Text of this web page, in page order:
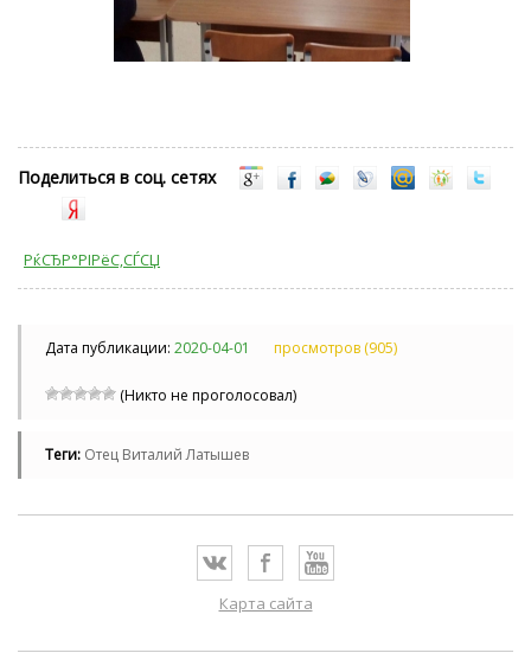
Поделиться в соц. сетях
РќСЂР°РІРёС‚СЃСЏ
Дата публикации: 2020-04-01 просмотров (905)
(Никто не проголосовал)
Теги: Отец Виталий Латышев
Карта сайта